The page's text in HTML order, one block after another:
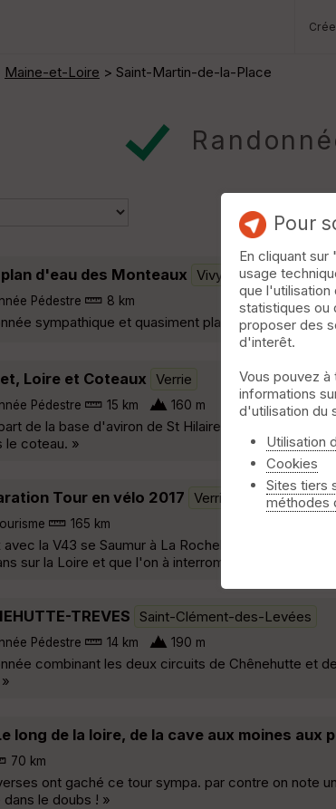
Maine-et-Loire > Saint-Martin-de-la-Place
d'eau des Monteaux Vivy
Pédestre 8 km
sympathique et quasiment plate. Peut se
Loire et Coteaux Verrie
Pédestre 15 km 160 m
de la base d'aviron de St Hilaire St Florent, une
le coteau. »
Tour en vélo 2017 Verrie
165 km
avec la V43 se Saumur à La Rochelle, On remonte
sur la Loire et que l'on à interrompu à Angers, pour
TREVES Saint-Clément-des-Levées
Pédestre 14 km 190 m
combinant les deux circuits de Chênehutte et
long de la loire, de la cave aux moines aux
70 km
ont gaché ce tour sympa. par contre on note
le doubs ! »
Pour
En cliquant
usage
que
statistiques ou
proposer des
d'interêt.
Vous pouvez
informations
d'utilisation du
Utilisation
Cookies
Sites tiers
méthodes